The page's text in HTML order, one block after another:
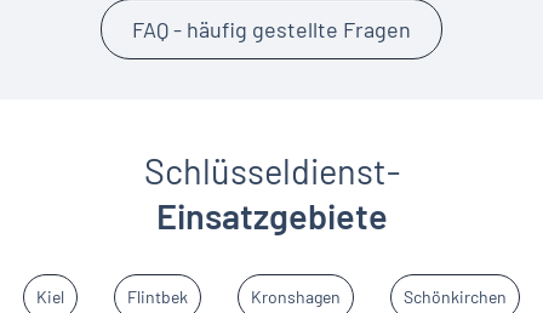
FAQ - häufig gestellte Fragen
Schlüsseldienst-
Einsatzgebiete
Kiel Flintbek Kronshagen Schönkirchen